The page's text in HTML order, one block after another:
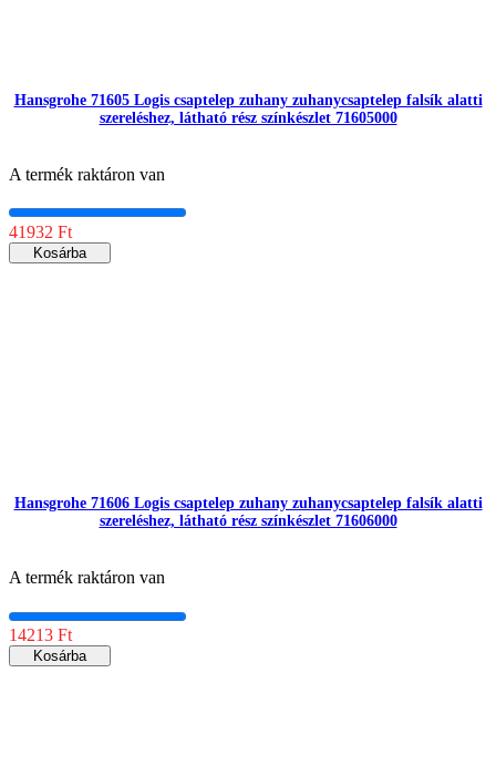
Hansgrohe 71605 Logis csaptelep zuhany zuhanycsaptelep falsík alatti
szereléshez, látható rész színkészlet 71605000
A termék raktáron van
41932 Ft
Kosárba
Hansgrohe 71606 Logis csaptelep zuhany zuhanycsaptelep falsík alatti
szereléshez, látható rész színkészlet 71606000
A termék raktáron van
14213 Ft
Kosárba